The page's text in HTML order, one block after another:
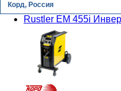
Корд, Россия
Rustler EM 455i